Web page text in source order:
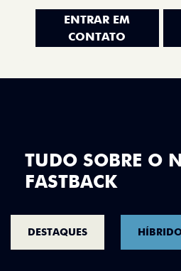
ENTRAR EM
CONTATO
TUDO SOBRE O
FASTBACK
DESTAQUES